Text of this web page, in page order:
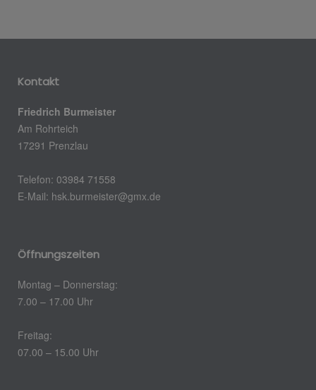
Kontakt
Friedrich Burmeister
Am Rohrteich
17291 Prenzlau
Telefon: 03984 71558
E-Mail: hsk.burmeister@gmx.de
Öffnungszeiten
Montag – Donnerstag:
7.00 – 17.00 Uhr
Freitag:
07.00 – 15.00 Uhr